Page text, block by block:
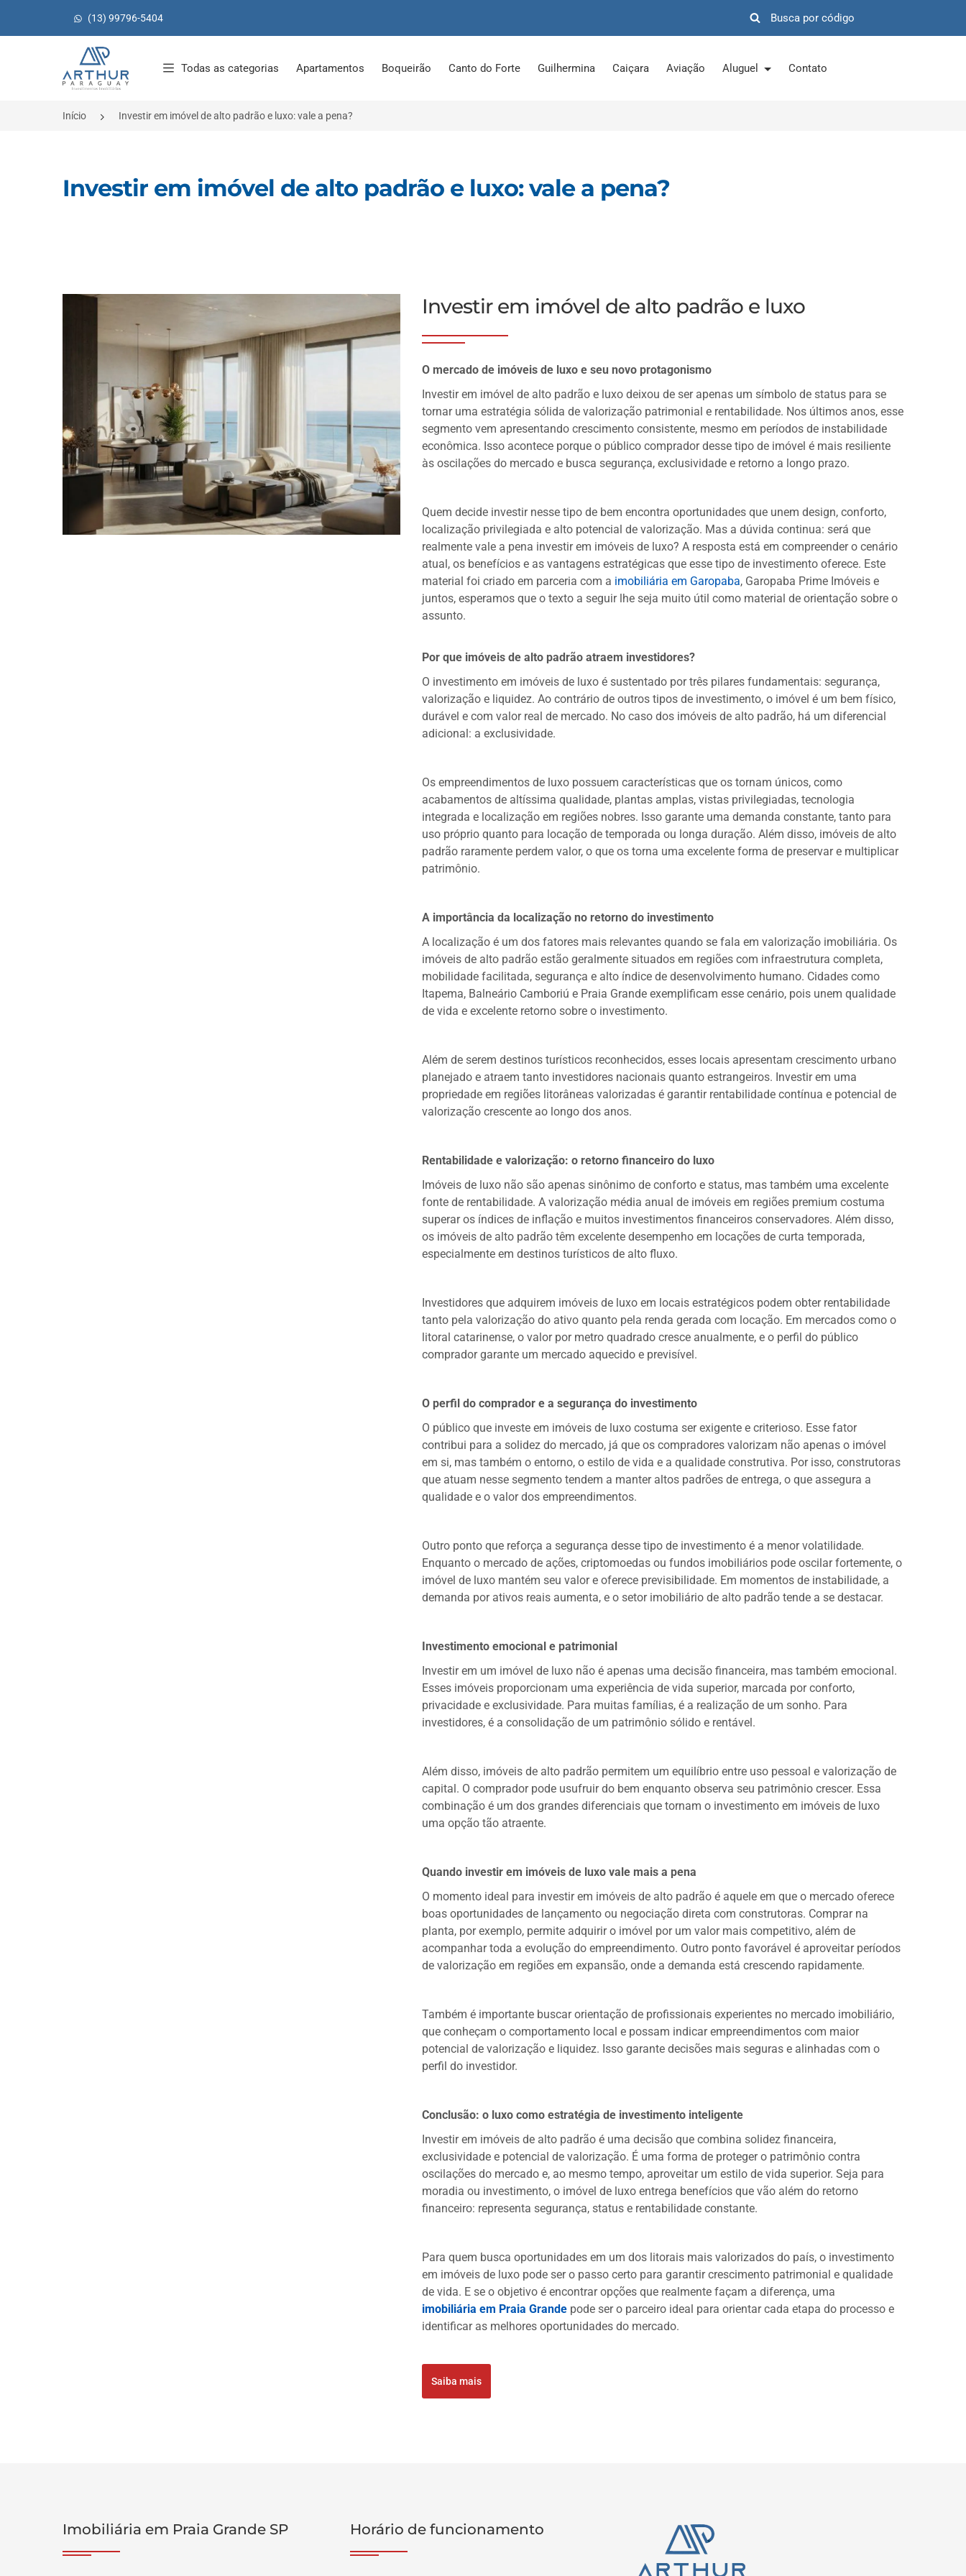
(13) 99796-5404
Página inicial
Todas as categorias Apartamentos Boqueirão Canto do Forte Guilhermina Caiçara Aviação Aluguel Contato
Início Investir em imóvel de alto padrão e luxo: vale a pena?
Investir em imóvel de alto padrão e luxo: vale a pena?
Investir em imóvel de alto padrão e luxo
O mercado de imóveis de luxo e seu novo protagonismo
Investir em imóvel de alto padrão e luxo deixou de ser apenas um símbolo de status para se
tornar uma estratégia sólida de valorização patrimonial e rentabilidade. Nos últimos anos, esse
segmento vem apresentando crescimento consistente, mesmo em períodos de instabilidade
econômica. Isso acontece porque o público comprador desse tipo de imóvel é mais resiliente
às oscilações do mercado e busca segurança, exclusividade e retorno a longo prazo.
Quem decide investir nesse tipo de bem encontra oportunidades que unem design, conforto,
localização privilegiada e alto potencial de valorização. Mas a dúvida continua: será que
realmente vale a pena investir em imóveis de luxo? A resposta está em compreender o cenário
atual, os benefícios e as vantagens estratégicas que esse tipo de investimento oferece. Este
material foi criado em parceria com a imobiliária em Garopaba, Garopaba Prime Imóveis e
juntos, esperamos que o texto a seguir lhe seja muito útil como material de orientação sobre o
assunto.
Por que imóveis de alto padrão atraem investidores?
O investimento em imóveis de luxo é sustentado por três pilares fundamentais: segurança,
valorização e liquidez. Ao contrário de outros tipos de investimento, o imóvel é um bem físico,
durável e com valor real de mercado. No caso dos imóveis de alto padrão, há um diferencial
adicional: a exclusividade.
Os empreendimentos de luxo possuem características que os tornam únicos, como
acabamentos de altíssima qualidade, plantas amplas, vistas privilegiadas, tecnologia
integrada e localização em regiões nobres. Isso garante uma demanda constante, tanto para
uso próprio quanto para locação de temporada ou longa duração. Além disso, imóveis de alto
padrão raramente perdem valor, o que os torna uma excelente forma de preservar e multiplicar
patrimônio.
A importância da localização no retorno do investimento
A localização é um dos fatores mais relevantes quando se fala em valorização imobiliária. Os
imóveis de alto padrão estão geralmente situados em regiões com infraestrutura completa,
mobilidade facilitada, segurança e alto índice de desenvolvimento humano. Cidades como
Itapema, Balneário Camboriú e Praia Grande exemplificam esse cenário, pois unem qualidade
de vida e excelente retorno sobre o investimento.
Além de serem destinos turísticos reconhecidos, esses locais apresentam crescimento urbano
planejado e atraem tanto investidores nacionais quanto estrangeiros. Investir em uma
propriedade em regiões litorâneas valorizadas é garantir rentabilidade contínua e potencial de
valorização crescente ao longo dos anos.
Rentabilidade e valorização: o retorno financeiro do luxo
Imóveis de luxo não são apenas sinônimo de conforto e status, mas também uma excelente
fonte de rentabilidade. A valorização média anual de imóveis em regiões premium costuma
superar os índices de inflação e muitos investimentos financeiros conservadores. Além disso,
os imóveis de alto padrão têm excelente desempenho em locações de curta temporada,
especialmente em destinos turísticos de alto fluxo.
Investidores que adquirem imóveis de luxo em locais estratégicos podem obter rentabilidade
tanto pela valorização do ativo quanto pela renda gerada com locação. Em mercados como o
litoral catarinense, o valor por metro quadrado cresce anualmente, e o perfil do público
comprador garante um mercado aquecido e previsível.
O perfil do comprador e a segurança do investimento
O público que investe em imóveis de luxo costuma ser exigente e criterioso. Esse fator
contribui para a solidez do mercado, já que os compradores valorizam não apenas o imóvel
em si, mas também o entorno, o estilo de vida e a qualidade construtiva. Por isso, construtoras
que atuam nesse segmento tendem a manter altos padrões de entrega, o que assegura a
qualidade e o valor dos empreendimentos.
Outro ponto que reforça a segurança desse tipo de investimento é a menor volatilidade.
Enquanto o mercado de ações, criptomoedas ou fundos imobiliários pode oscilar fortemente, o
imóvel de luxo mantém seu valor e oferece previsibilidade. Em momentos de instabilidade, a
demanda por ativos reais aumenta, e o setor imobiliário de alto padrão tende a se destacar.
Investimento emocional e patrimonial
Investir em um imóvel de luxo não é apenas uma decisão financeira, mas também emocional.
Esses imóveis proporcionam uma experiência de vida superior, marcada por conforto,
privacidade e exclusividade. Para muitas famílias, é a realização de um sonho. Para
investidores, é a consolidação de um patrimônio sólido e rentável.
Além disso, imóveis de alto padrão permitem um equilíbrio entre uso pessoal e valorização de
capital. O comprador pode usufruir do bem enquanto observa seu patrimônio crescer. Essa
combinação é um dos grandes diferenciais que tornam o investimento em imóveis de luxo
uma opção tão atraente.
Quando investir em imóveis de luxo vale mais a pena
O momento ideal para investir em imóveis de alto padrão é aquele em que o mercado oferece
boas oportunidades de lançamento ou negociação direta com construtoras. Comprar na
planta, por exemplo, permite adquirir o imóvel por um valor mais competitivo, além de
acompanhar toda a evolução do empreendimento. Outro ponto favorável é aproveitar períodos
de valorização em regiões em expansão, onde a demanda está crescendo rapidamente.
Também é importante buscar orientação de profissionais experientes no mercado imobiliário,
que conheçam o comportamento local e possam indicar empreendimentos com maior
potencial de valorização e liquidez. Isso garante decisões mais seguras e alinhadas com o
perfil do investidor.
Conclusão: o luxo como estratégia de investimento inteligente
Investir em imóveis de alto padrão é uma decisão que combina solidez financeira,
exclusividade e potencial de valorização. É uma forma de proteger o patrimônio contra
oscilações do mercado e, ao mesmo tempo, aproveitar um estilo de vida superior. Seja para
moradia ou investimento, o imóvel de luxo entrega benefícios que vão além do retorno
financeiro: representa segurança, status e rentabilidade constante.
Para quem busca oportunidades em um dos litorais mais valorizados do país, o investimento
em imóveis de luxo pode ser o passo certo para garantir crescimento patrimonial e qualidade
de vida. E se o objetivo é encontrar opções que realmente façam a diferença, uma
imobiliária em Praia Grande pode ser o parceiro ideal para orientar cada etapa do processo e
identificar as melhores oportunidades do mercado.
Saiba mais
Imobiliária em Praia Grande SP Horário de funcionamento Página inicial